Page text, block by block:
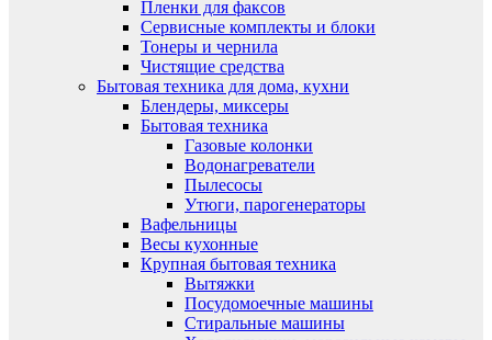
Пленки для факсов
Сервисные комплекты и блоки
Тонеры и чернила
Чистящие средства
Бытовая техника для дома, кухни
Блендеры, миксеры
Бытовая техника
Газовые колонки
Водонагреватели
Пылесосы
Утюги, парогенераторы
Вафельницы
Весы кухонные
Крупная бытовая техника
Вытяжки
Посудомоечные машины
Стиральные машины